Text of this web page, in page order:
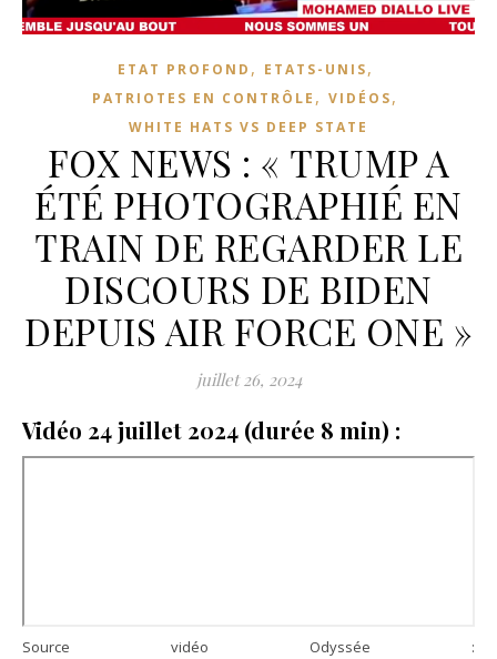
ETAT PROFOND , ETATS-UNIS,
PATRIOTES EN CONTRÔLE , VIDÉOS,
WHITE HATS VS DEEP STATE
FOX NEWS : « TRUMP A
ÉTÉ PHOTOGRAPHIÉ EN
TRAIN DE REGARDER LE
DISCOURS DE BIDEN
DEPUIS AIR FORCE ONE »
juillet 26, 2024
Vidéo 24 juillet 2024 (durée 8 min) :
Source vidéo Odyssée :